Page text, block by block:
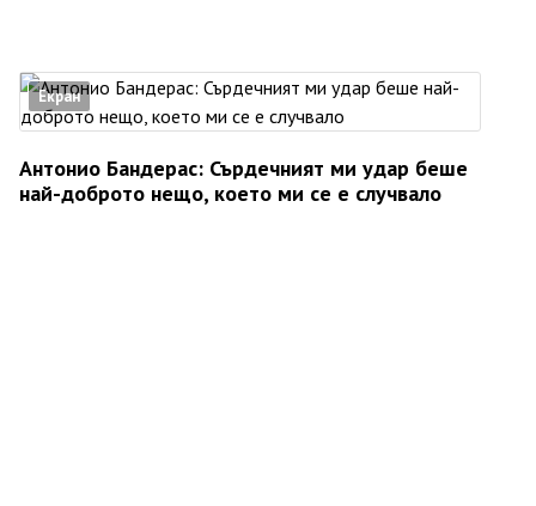
Екран
Антонио Бандерас: Сърдечният ми удар беше
най-доброто нещо, което ми се е случвало